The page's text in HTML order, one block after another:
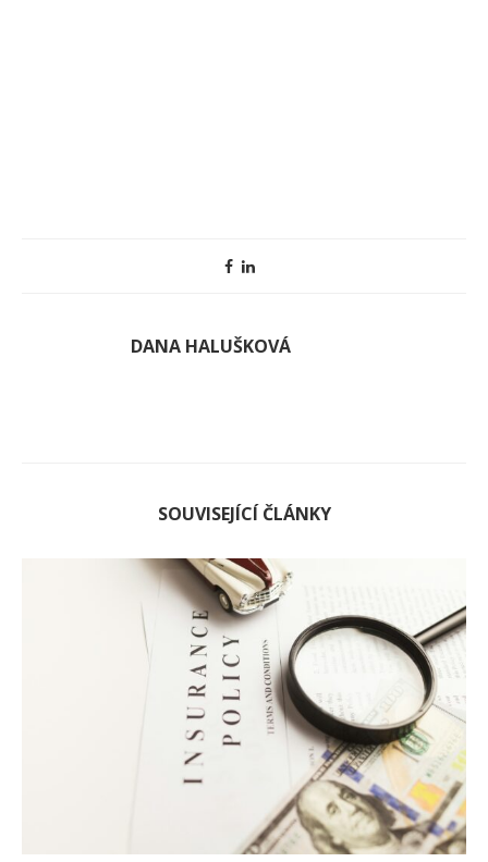
DANA HALUŠKOVÁ
SOUVISEJÍCÍ ČLÁNKY